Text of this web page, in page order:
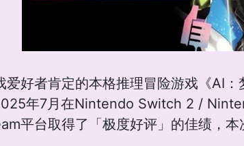
爱好者肯定的本格推理冒险游戏《AI
年7月在Nintendo Switch 2 /
平台取得了「极度好评」的佳绩